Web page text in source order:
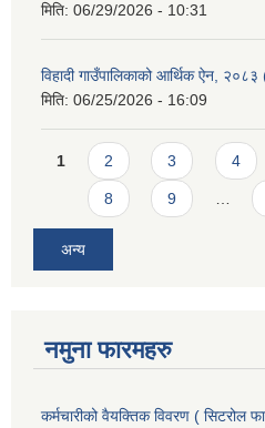
मिति: 06/29/2026 - 10:31
विहादी गाउँपालिकाको आर्थिक ऐन,
मिति: 06/25/2026 - 16:09
Pages
1 2 3 4
8 9
अन्य
नमुना फारमहरु
कर्मचारीको वैयक्तिक विवरण ( सिटरोल